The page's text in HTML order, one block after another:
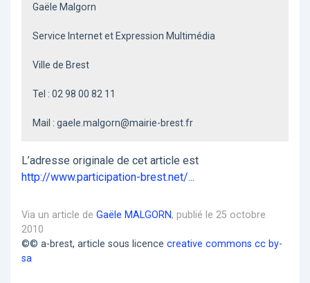
Gaële Malgorn
Service Internet et Expression Multimédia
Ville de Brest
Tel : 02 98 00 82 11
Mail : gaele.malgorn@mairie-brest.fr
L’adresse originale de cet article est
http://www.participation-brest.net/...
Via un article de Gaële MALGORN, publié le 25 octobre
2010
©© a-brest, article sous licence creative commons cc by-
sa